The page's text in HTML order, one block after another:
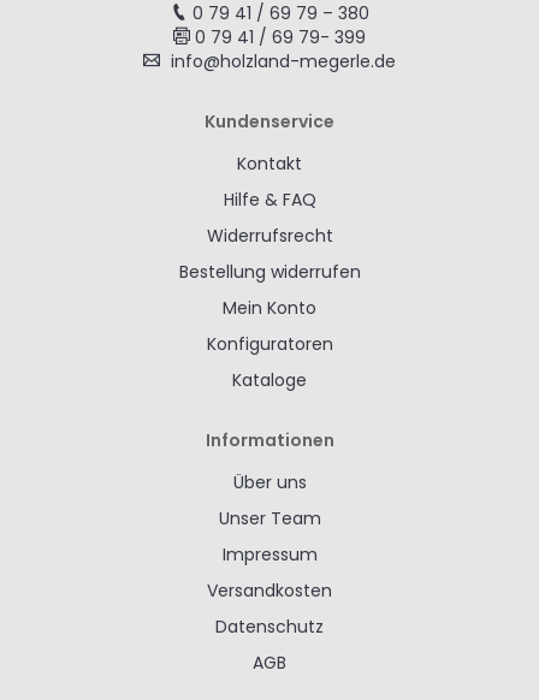
0 79 41 / 69 79 – 380
0 79 41 / 69 79- 399
info@holzland-megerle.de
Kundenservice
Kontakt
Hilfe & FAQ
Widerrufsrecht
Bestellung widerrufen
Mein Konto
Konfiguratoren
Kataloge
Informationen
Über uns
Unser Team
Impressum
Versandkosten
Datenschutz
AGB